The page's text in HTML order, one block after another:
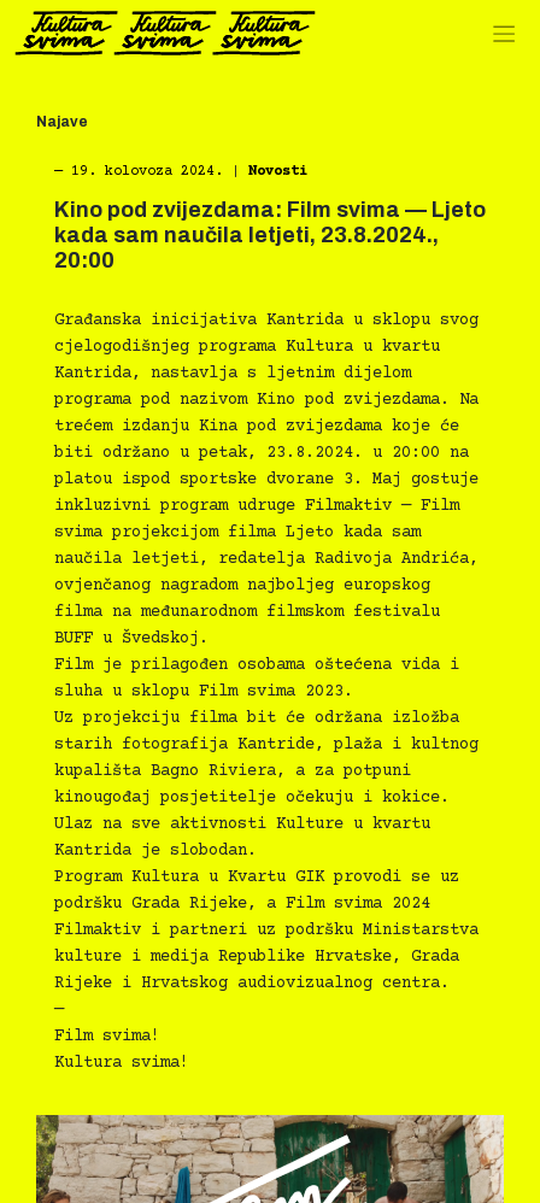
Preskoči
sadržaj
Najave
― 19. kolovoza 2024. Novosti
Kino pod zvijezdama: Film svima — Ljeto
kada sam naučila letjeti, 23.8.2024.,
20:00
Građanska inicijativa Kantrida u sklopu svog
cjelogodišnjeg programa Kultura u kvartu
Kantrida, nastavlja s ljetnim dijelom
programa pod nazivom Kino pod zvijezdama. Na
trećem izdanju Kina pod zvijezdama koje će
biti održano u petak, 23.8.2024. u 20:00 na
platou ispod sportske dvorane 3. Maj gostuje
inkluzivni program udruge Filmaktiv — Film
svima projekcijom filma Ljeto kada sam
naučila letjeti, redatelja Radivoja Andrića,
ovjenčanog nagradom najboljeg europskog
filma na međunarodnom filmskom festivalu
BUFF u Švedskoj.
Film je prilagođen osobama oštećena vida i
sluha u sklopu Film svima 2023.
Uz projekciju filma bit će održana izložba
starih fotografija Kantride, plaža i kultnog
kupališta Bagno Riviera, a za potpuni
kinougođaj posjetitelje očekuju i kokice.
Ulaz na sve aktivnosti Kulture u kvartu
Kantrida je slobodan.
Program Kultura u Kvartu GIK provodi se uz
podršku Grada Rijeke, a Film svima 2024
Filmaktiv i partneri uz podršku Ministarstva
kulture i medija Republike Hrvatske, Grada
Rijeke i Hrvatskog audiovizualnog centra.
—
Film svima!
Kultura svima!